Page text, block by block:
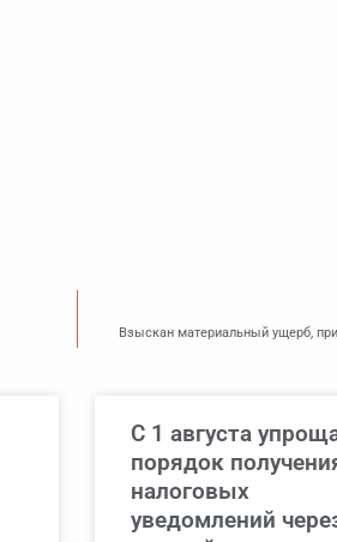
Взыскан материальный ущерб,
С 1 августа
порядок
налоговых
уведомлений